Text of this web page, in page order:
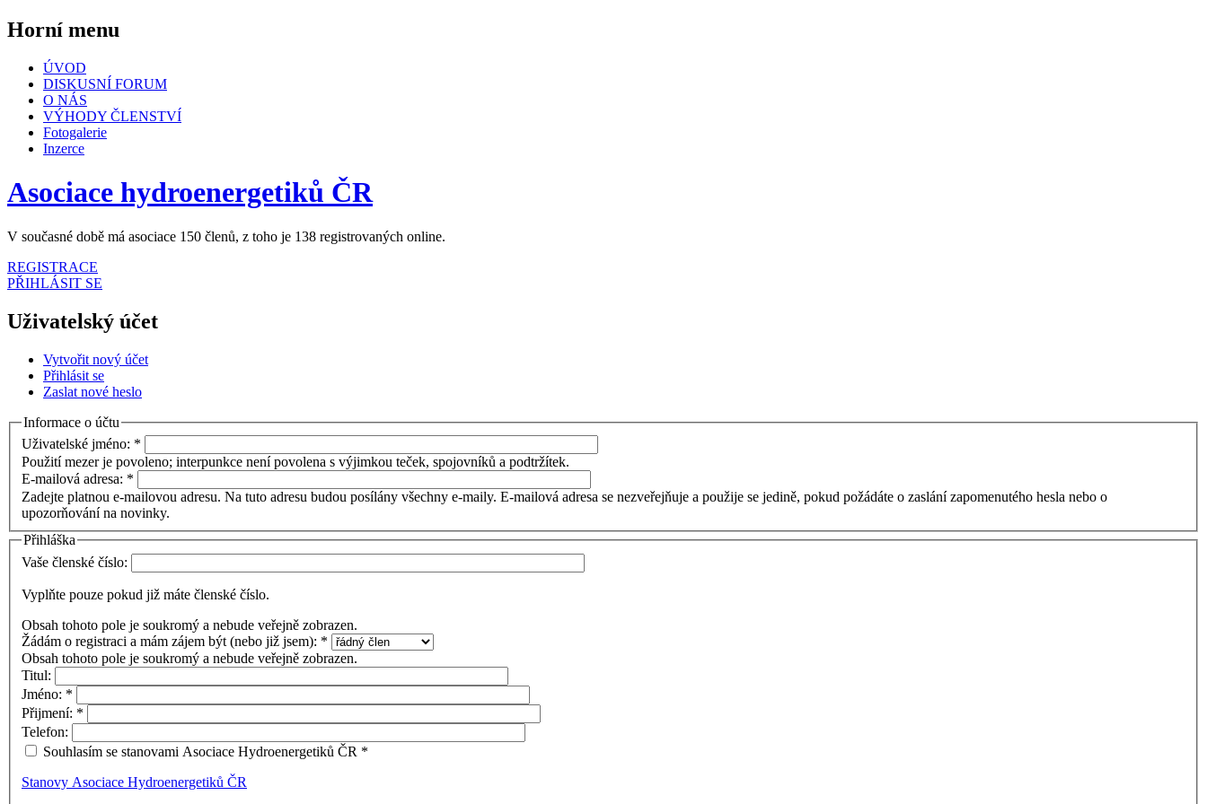
Horní menu
ÚVOD
DISKUSNÍ FORUM
O NÁS
VÝHODY ČLENSTVÍ
Fotogalerie
Inzerce
Asociace hydroenergetiků ČR
V současné době má asociace 150 členů, z toho je 138 registrovaných online.
REGISTRACE
PŘIHLÁSIT SE
Uživatelský účet
Vytvořit nový účet
Přihlásit se
Zaslat nové heslo
Informace o účtu
Uživatelské jméno: *
Použití mezer je povoleno; interpunkce není povolena s výjimkou teček, spojovníků a podtržítek.
E-mailová adresa: *
Zadejte platnou e-mailovou adresu. Na tuto adresu budou posílány všechny e-maily. E-mailová adresa se nezveřejňuje a použije se jedině, pokud požádáte o zaslání zapomenutého hesla nebo o
upozorňování na novinky.
Přihláška
Vaše členské číslo:
Vyplňte pouze pokud již máte členské číslo.
Obsah tohoto pole je soukromý a nebude veřejně zobrazen.
Žádám o registraci a mám zájem být (nebo již jsem): *
Obsah tohoto pole je soukromý a nebude veřejně zobrazen.
Titul:
Jméno: *
Přijmení: *
Telefon:
Souhlasím se stanovami Asociace Hydroenergetiků ČR *
Stanovy Asociace Hydroenergetiků ČR